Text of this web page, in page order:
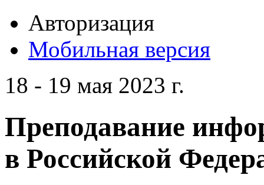
Авторизация
Мобильная версия
18 - 19 мая 2023 г.
Преподавание
в Российской